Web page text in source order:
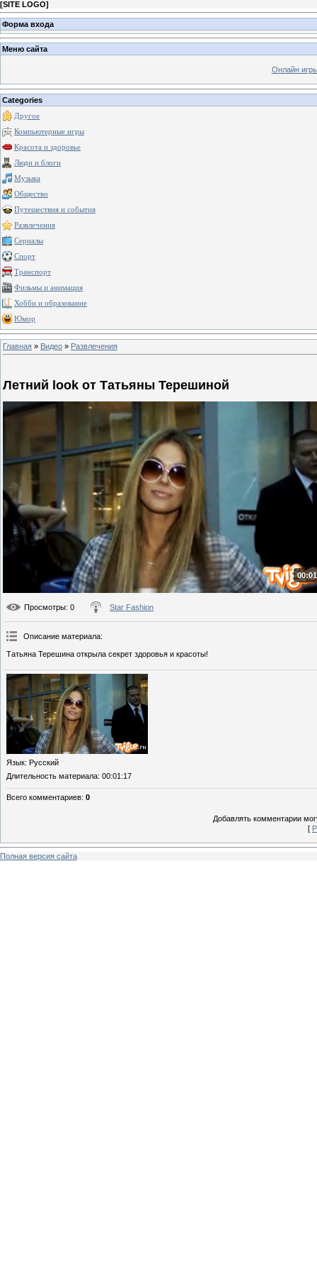
[SITE LOGO]
Форма входа
Меню сайта
Онлайн
Categories
Другое
Компьютерные игры
Красота и здоровье
Люди и блоги
Музыка
Общество
Путешествия и события
Развлечения
Сериалы
Спорт
Транспорт
Фильмы и анимация
Хобби и образование
Юмор
Главная » Видео » Развлечения
Летний look от Татьяны Терешиной
Просмотры: 0 Star Fashion
Описание материала:
Татьяна Терешина открыла секрет здоровья и красоты!
Язык: Русский
Длительность материала: 00:01:17
Всего комментариев: 0
Добавлять комментарии
[
Полная версия сайта